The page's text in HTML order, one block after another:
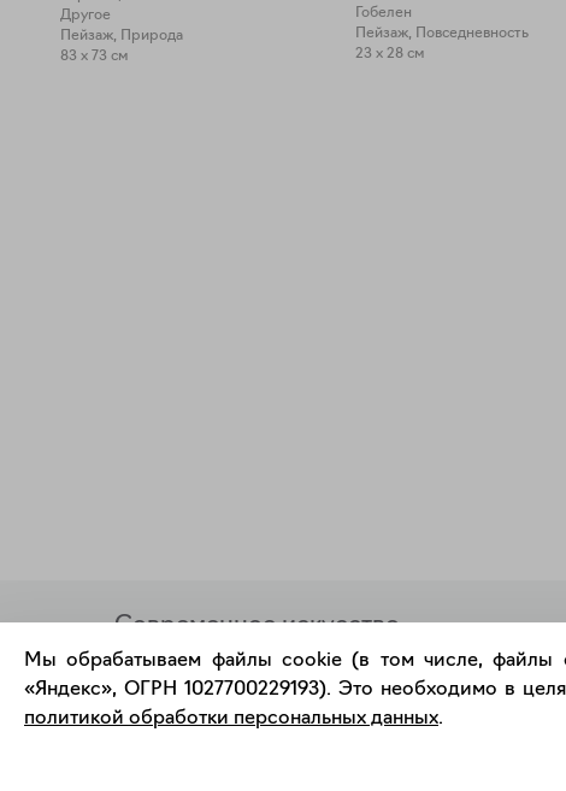
Другое
Пейзаж, Природа
83 x 73 см
Гобелен
Пейзаж, Повседневность
23 x 28 см
Современное искусство
онлайн
Мы обрабатываем файлы cookie (в том числе, файлы
«Яндекс», ОГРН 1027700229193). Это необходимо в
политикой обработки персональных данных.